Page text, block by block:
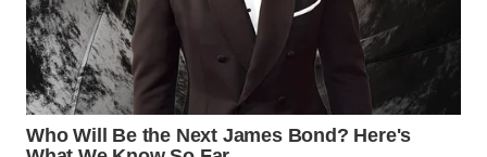
WN
TAPANULI
UTARA
WN